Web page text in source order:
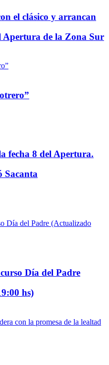
el clásico y arrancan
Apertura de la Zona Sur
fecha 8 del Apertura.
Sacanta
Día del Padre
hs)